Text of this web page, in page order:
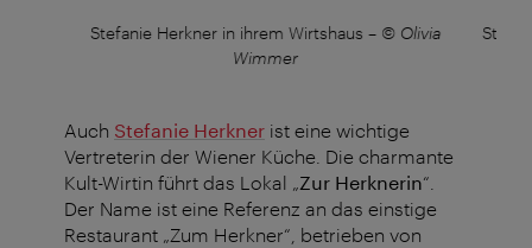
Stefanie Herkner in ihrem Wirtshaus – © Olivia
Wimmer
Auch Stefanie Herkner ist eine wichtige
Vertreterin der Wiener Küche. Die charmante
Kult-Wirtin führt das Lokal „Zur Herknerin“.
Der Name ist eine Referenz an das einstige
Restaurant „Zum Herkner“, betrieben von